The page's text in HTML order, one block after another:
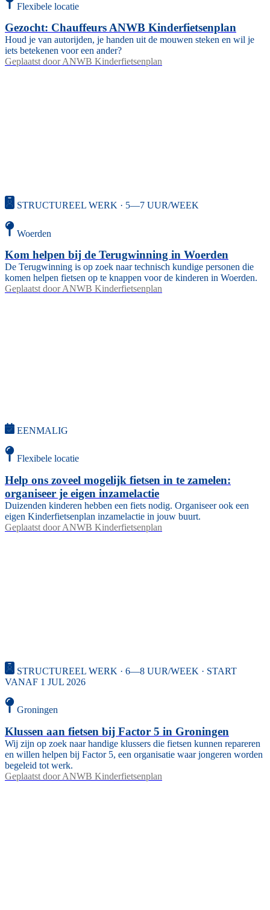
Flexibele locatie
Gezocht: Chauffeurs ANWB Kinderfietsenplan
Houd je van autorijden, je handen uit de mouwen steken en wil je
iets betekenen voor een ander?
Geplaatst doorANWB Kinderfietsenplan
STRUCTUREEL WERK · 5—7 UUR/WEEK
Woerden
Kom helpen bij de Terugwinning in Woerden
De Terugwinning is op zoek naar technisch kundige personen die
komen helpen fietsen op te knappen voor de kinderen in Woerden.
Geplaatst door ANWB Kinderfietsenplan
EENMALIG
Flexibele locatie
Help ons zoveel mogelijk fietsen in te zamelen:
organiseer je eigen inzamelactie
Duizenden kinderen hebben een fiets nodig. Organiseer ook een
eigen Kinderfietsenplan inzamelactie in jouw buurt.
Geplaatst door ANWB Kinderfietsenplan
STRUCTUREEL WERK · 6—8 UUR/WEEK · START
VANAF 1 JUL 2026
Groningen
Klussen aan fietsen bij Factor 5 in Groningen
Wij zijn op zoek naar handige klussers die fietsen kunnen repareren
en willen helpen bij Factor 5, een organisatie waar jongeren worden
begeleid tot werk.
Geplaatst door ANWB Kinderfietsenplan